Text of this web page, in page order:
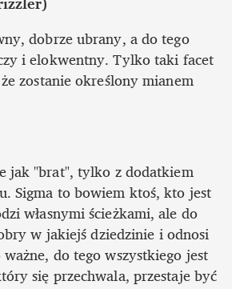
dobrze ubrany, a do tego
i elokwentny. Tylko taki facet
zostanie określony mianem
jak "brat", tylko z dodatkiem
Sigma to bowiem ktoś, kto jest
własnymi ścieżkami, ale do
w jakiejś dziedzinie i odnosi
do tego wszystkiego jest
się przechwala, przestaje być